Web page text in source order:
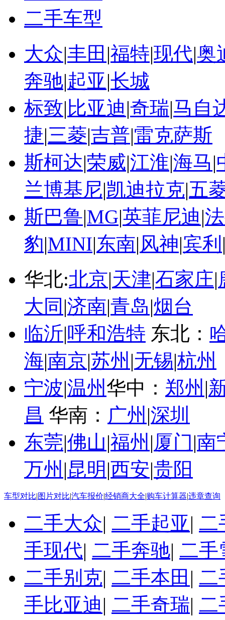
二手车型
大众|丰田 |福特|现代|奥
奔驰|起亚|长城
标致| 比亚迪|奇瑞|马自
捷|三菱|吉普|雷克萨斯
斯柯达|荣威|江淮|海马|
兰博基尼|凯迪拉克|五
斯巴鲁|MG|英菲尼迪|
豹|MINI|东南|风神|宾利
华北:北京|天津|石家庄|
大同 |济南|青岛|烟台
临沂|呼和浩特 东北：
海|南京|苏州 |无锡|杭州
宁波|温州华中： 郑州 |
昌 华南： 广州 |深圳
东莞|佛山|福州 |厦门|南
万州 |昆明 |西安|贵阳
车型对比|图片对比|汽车报价|经销商大全|购车计算器|违章查询
二手大众| 二手起亚| 二
手现代| 二手奔驰| 二手
二手别克| 二手本田 | 二
手比亚迪| 二手奇瑞| 二